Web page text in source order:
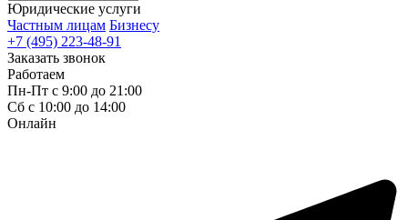
Юридические услуги
Частным лицам Бизнесу
+7 (495) 223-48-91
Заказать звонок
Работаем
Пн-Пт с 9:00 до 21:00
Сб с 10:00 до 14:00
Онлайн